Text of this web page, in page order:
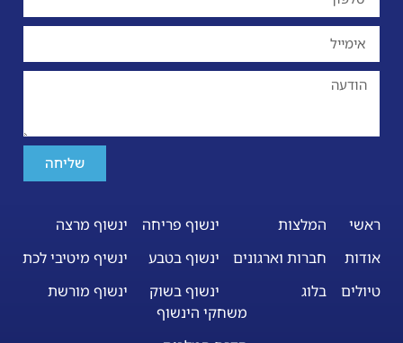
שליחה
ראשי
אודות
טיולים
המלצות
חברות וארגונים
בלוג
ינשוף פריחה
ינשוף בטבע
ינשוף בשוק
ינשוף מרצה
ינשיף מיטיבי לכת
ינשוף מורשת
משחקי הינשוף